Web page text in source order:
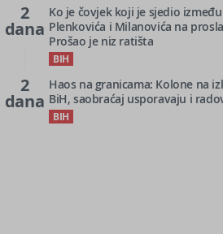
2
dana
Ko je čovjek koji je sjedio između
Plenkovića i Milanovića na
Prošao je niz ratišta
BIH
2
dana
Haos na granicama: Kolone na
BiH, saobraćaj usporavaju i
BIH